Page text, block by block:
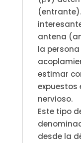
antena
la
estimar
expuestos
nervioso.
Este tipo
desde la